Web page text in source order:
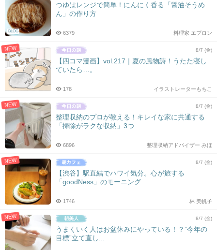
BLOG
つゆはレンジで簡単！にんにく香る「醤油そうめ
ん」の作り方
料理家 エプロン
6379
NEW 8/7 (金)
【四コマ漫画】vol.217｜夏の風物詩！うたた寝し
ていたら…。
イラストレーターもちこ
178
NEW 8/7 (金)
整理収納のプロが教える！キレイな家に共通する
「掃除がラクな収納」3つ
整理収納アドバイザー みほ
6896
NEW 8/7 (金)
【渋谷】駅直結でハワイ気分。心が旅する
「goodNess」のモーニング
林 美帆子
1746
NEW 8/7 (金)
うまくいく人はお盆休みにやっている！？”今年の
目標”立て直し...